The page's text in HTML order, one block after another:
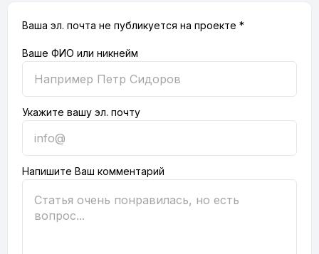
Ваша эл. почта не публикуется на проекте *
Ваше ФИО или никнейм
Укажите вашу эл. почту
Напишите Ваш комментарий